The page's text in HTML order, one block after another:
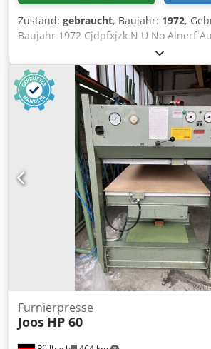
Zustand: gebraucht, Baujahr: 1972,
Baujahr 1972 Cjdpfxjzk N U No Alnerf
technische Daten: - Pressfläche 2500 x
Pressdruck 650 kN - Öffnungsweite 400
Anzahl/Durchmesser Zylinder 4/80 mm
bar - Schließzeit ca. 16 sec. - Plattenart:
ca. 51 mm - Anschlusswert je Heizplatte
Anheizzeit auf 90° C ca. 16 min. - Maße:
mm - Gewicht: ca. 2900 kg
Lagerort: 63934 Röllbach
Furnierpresse
Joos HP 60